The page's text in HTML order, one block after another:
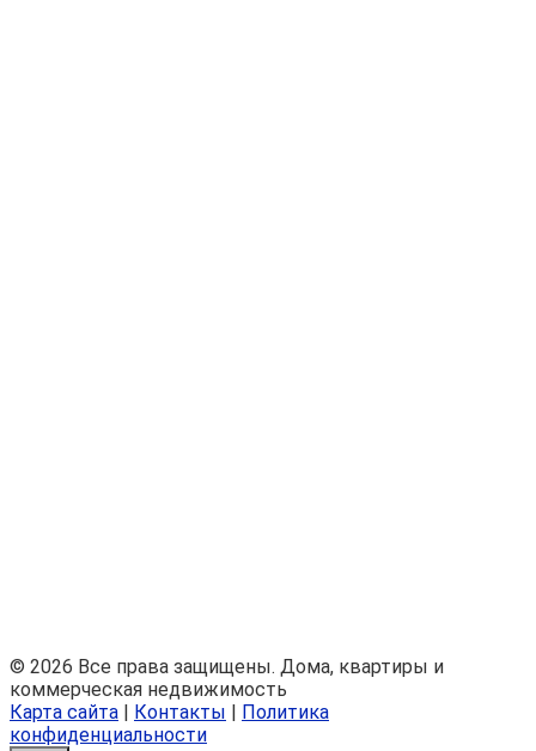
© 2026 Все права защищены. Дома, квартиры и
коммерческая недвижимость
Карта сайта
Контакты
Политика
конфиденциальности